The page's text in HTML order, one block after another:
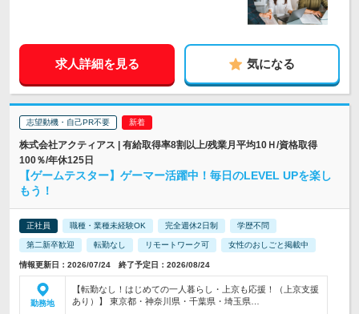
求人詳細を見る 気になる
志望動機・自己PR不要
株式会社アクティアス | 有給取得率8割以上/残業月平均10Ｈ/資格取得
100％/年休125日
【ゲームテスター】ゲーマー活躍中！毎日のLEVEL UPを楽し
もう！
正社員 職種・業種未経験OK 完全週休2日制 学歴不問
第二新卒歓迎 転勤なし リモートワーク可 女性のおしごと掲載中
情報更新日：2026/07/24 終了予定日：2026/08/24
勤務地
【転勤なし！はじめての一人暮らし・上京も応援！（上京支援
あり）】 東京都・神奈川県・千葉県・埼玉県…